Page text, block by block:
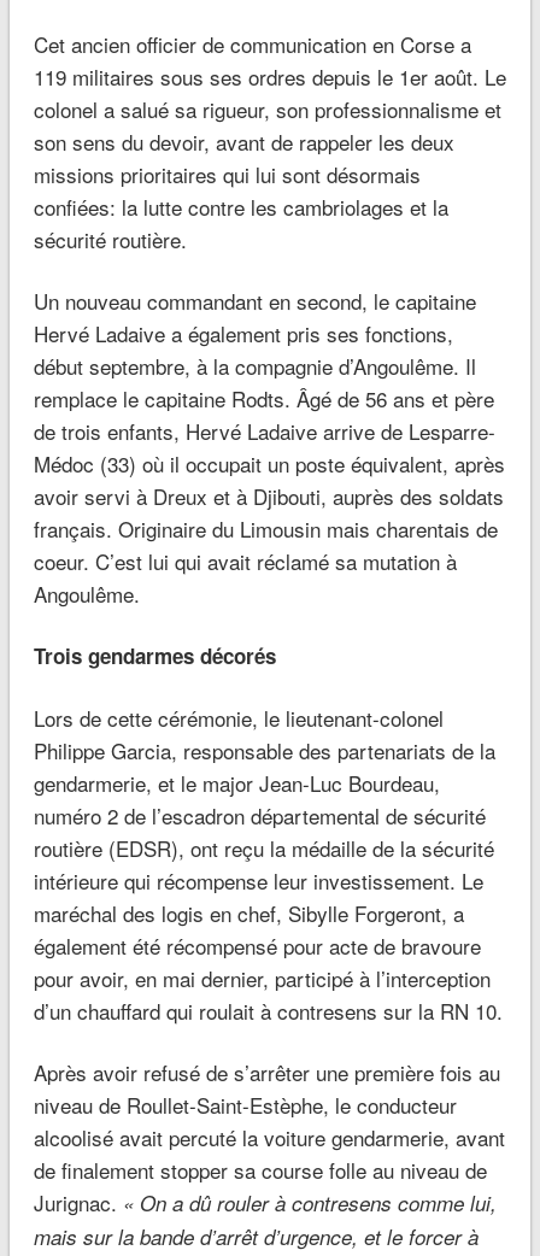
Cet ancien officier de communication en Corse a
119 militaires sous ses ordres depuis le 1er août. Le
colonel a salué sa rigueur, son professionnalisme et
son sens du devoir, avant de rappeler les deux
missions prioritaires qui lui sont désormais
confiées: la lutte contre les cambriolages et la
sécurité routière.
Un nouveau commandant en second, le capitaine
Hervé Ladaive a également pris ses fonctions,
début septembre, à la compagnie d’Angoulême. Il
remplace le capitaine Rodts. Âgé de 56 ans et père
de trois enfants, Hervé Ladaive arrive de Lesparre-
Médoc (33) où il occupait un poste équivalent, après
avoir servi à Dreux et à Djibouti, auprès des soldats
français. Originaire du Limousin mais charentais de
coeur. C’est lui qui avait réclamé sa mutation à
Angoulême.
Trois gendarmes décorés
Lors de cette cérémonie, le lieutenant-colonel
Philippe Garcia, responsable des partenariats de la
gendarmerie, et le major Jean-Luc Bourdeau,
numéro 2 de l’escadron départemental de sécurité
routière (EDSR), ont reçu la médaille de la sécurité
intérieure qui récompense leur investissement. Le
maréchal des logis en chef, Sibylle Forgeront, a
également été récompensé pour acte de bravoure
pour avoir, en mai dernier, participé à l’interception
d’un chauffard qui roulait à contresens sur la RN 10.
Après avoir refusé de s’arrêter une première fois au
niveau de Roullet-Saint-Estèphe, le conducteur
alcoolisé avait percuté la voiture gendarmerie, avant
de finalement stopper sa course folle au niveau de
Jurignac. « On a dû rouler à contresens comme lui,
mais sur la bande d’arrêt d’urgence, et le forcer à